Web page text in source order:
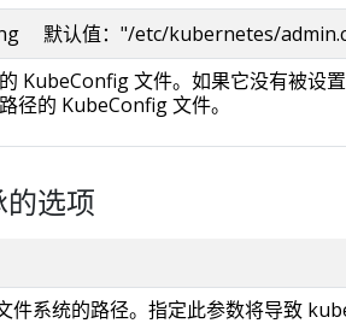
默认值："/etc/kubernetes/
KubeConfig 文件。如果它没有被设
径的 KubeConfig 文件。
选项
件系统的路径。指定此参数将导致